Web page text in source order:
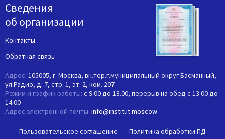
Адрес: 105005, г. Москва, вн.тер.г.муниципальный округ Басманный,
ул Радио, д. 7, стр. 1, эт. 2, ком. 207
Режим и график работы: с 9.00 до 18.00, перерыв на обед с 13.00 до
14.00
Адрес электронной почты: info@institut.moscow
Сведения
об организации
Контакты
Обратная связь
Пользовательское соглашение Политика обработки ПД